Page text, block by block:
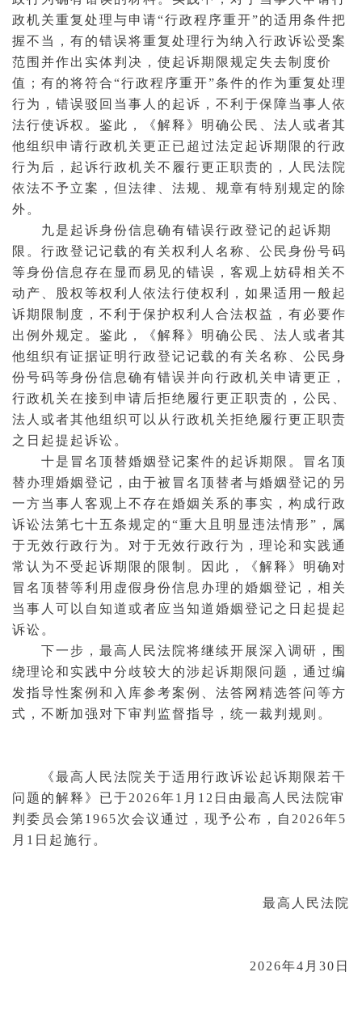
政机关重复处理与申请“行政程序重开”的适用条件把
握不当，有的错误将重复处理行为纳入行政诉讼受案
范围并作出实体判决 ，使起诉期限规定失去制度价
值；有的将符合“行政程序重开”条件的作为重复处理
行为，错误驳回当事人的起诉，不利于保障当事人依
法行使诉权。鉴此，《解释》明确公民、法人或者其
他组织申请行政机关更正已超过法定起诉期限的行政
行为后，起诉行政机关不履行更正职责的，人民法院
依法不予立案，但法律、法规、规章有特别规定的除
外。
九是起诉身份信息确有错误行政登记的起诉期
限。行政登记记载的有关权利人名称、公民身份号码
等身份信息存在显而易见的错误，客观上妨碍相关不
动产、股权等权利人依法行使权利，如果适用一般起
诉期限制度，不利于保护权利人合法权益，有必要作
出例外规定。鉴此，《解释》明确公民、法人或者其
他组织有证据证明行政登记记载的有关名称、公民身
份号码等身份信息确有错误并向行政机关申请更正，
行政机关在接到申请后拒绝履行更正职责的，公民、
法人或者其他组织可以从行政机关拒绝履行更正职责
之日起提起诉讼。
十是冒名顶替婚姻登记案件的起诉期限。冒名顶
替办理婚姻登记，由于被冒名顶替者与婚姻登记的另
一方当事人客观上不存在婚姻关系的事实，构成行政
诉讼法第七十五条规定的“重大且明显违法情形”，属
于无效行政行为。对于无效行政行为，理论和实践通
常认为不受起诉期限的限制。因此，《解释》明确对
冒名顶替等利用虚假身份信息办理的婚姻登记，相关
当事人可以自知道或者应当知道婚姻登记之日起提起
诉讼。
下一步，最高人民法院将继续开展深入调研，围
绕理论和实践中分歧较大的涉起诉期限问题，通过编
发指导性案例和入库参考案例、法答网精选答问等方
式，不断加强对下审判监督指导，统一裁判规则。
《最高人民法院关于适用行政诉讼起诉期限若干
问题的解释》已于2026年1月12日由最高人民法院审
判委员会第1965次会议通过，现予公布，自2026年5
月1日起施行。
最高人民法院
2026年4月30日